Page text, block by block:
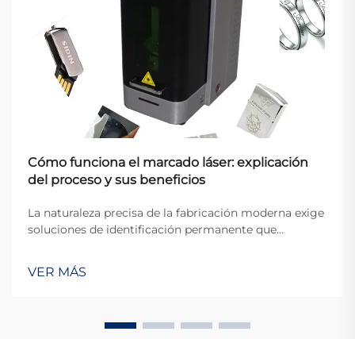
Cómo funciona el marcado láser: explicación
del proceso y sus beneficios
La naturaleza precisa de la fabricación moderna exige
soluciones de identificación permanente que
una amplia variedad de materiales y aplicaciones. El
marcado láser se ha consolidado como la tecnología
VER MÁS